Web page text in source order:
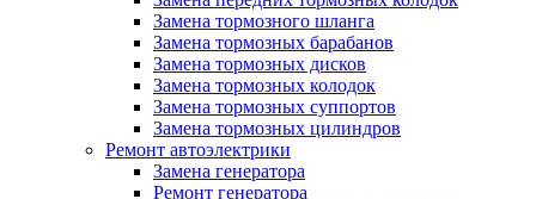
Замена тормозного шланга
Замена тормозных барабанов
Замена тормозных дисков
Замена тормозных колодок
Замена тормозных суппортов
Замена тормозных цилиндров
Ремонт автоэлектрики
Замена генератора
Ремонт генератора